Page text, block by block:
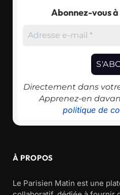
Abonnez-vous
Directement dans
Apprenez-en
politique de
À PROPOS
Le Parisien Matin est une